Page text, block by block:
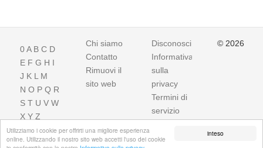
inteso
Utilizziamo i cookie per offrirti una migliore esperienza
online. Utilizzando il nostro sito web accetti l'uso dei cookie
0A B C D
E F G H I
J K L M
N O P Q R
S T U V W
X Y Z
Chi siamo
Contatto
Rimuovi il
sito web
Disconoscimento
Informativa
sulla
privacy
Termini di
servizio
© 2026